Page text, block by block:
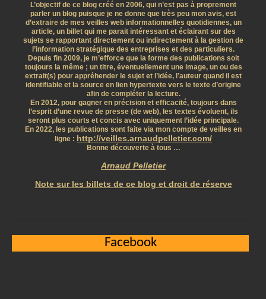
L’objectif de ce blog créé en 2006, qui n’est pas à proprement
parler un blog puisque je ne donne que très peu mon avis, est
d’extraire de mes veilles web informationnelles quotidiennes, un
article, un billet qui me parait intéressant et éclairant sur des
sujets se rapportant directement ou indirectement à la gestion de
l’information stratégique des entreprises et des particuliers.
Depuis fin 2009, je m’efforce que la forme des publications soit
toujours la même ; un titre, éventuellement une image, un ou des
extrait(s) pour appréhender le sujet et l’idée, l’auteur quand il est
identifiable et la source en lien hypertexte vers le texte d’origine
afin de compléter la lecture.
En 2012, pour gagner en précision et efficacité, toujours dans
l’esprit d’une revue de presse (de web), les textes évoluent, ils
seront plus courts et concis avec uniquement l’idée principale.
En 2022, les publications sont faite via mon compte de veilles en
ligne : http://veilles.arnaudpelletier.com/
Bonne découverte à tous …
Arnaud Pelletier
Note sur les billets de ce blog et droit de réserve
Facebook